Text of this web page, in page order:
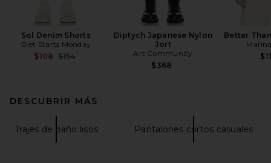
Sol Denim Shorts
Diet Starts Monday
$108 Previous price:
$154
Diptych Japanese Nylon
Jort
Art Community
$368
Better
DESCUBRIR MÁS
Trajes de baño lisos Pantalones cortos casuales